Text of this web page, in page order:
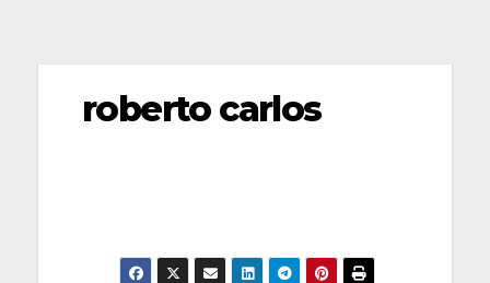
roberto carlos